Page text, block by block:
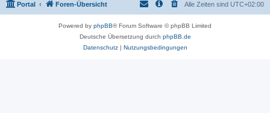
Portal Foren-Übersicht Alle Zeiten sind UTC+02:00
Powered by phpBB® Forum Software © phpBB Limited
Deutsche Übersetzung durch phpBB.de
Datenschutz| Nutzungsbedingungen